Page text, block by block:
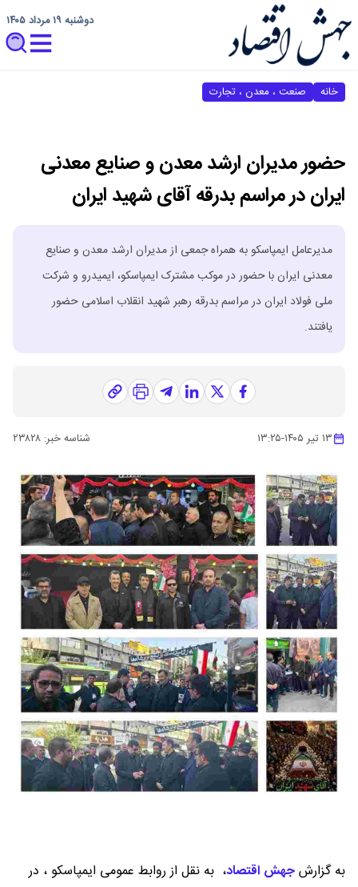
دوشنبه ۱۹ مرداد ۱۴۰۵
خانه صنعت ، معدن ، تجارت
حضور مدیران ارشد معدن و صنایع معدنی
ایران در مراسم بدرقه آقای شهید ایران
مدیرعامل ایمپاسکو به همراه جمعی از مدیران ارشد معدن و صنایع
معدنی ایران با حضور در موکب مشترک ایمپاسکو، ایمیدرو و شرکت
ملی فولاد ایران در مراسم بدرقه رهبر شهید انقلاب اسلامی حضور
یافتند.
۱۳ تیر ۱۴۰۵ -۱۳:۲۵ شناسه خبر: ۲۳۸۲۸
به گزارشجهش اقتصاد، به نقل از روابط عمومی ایمپاسکو ، در